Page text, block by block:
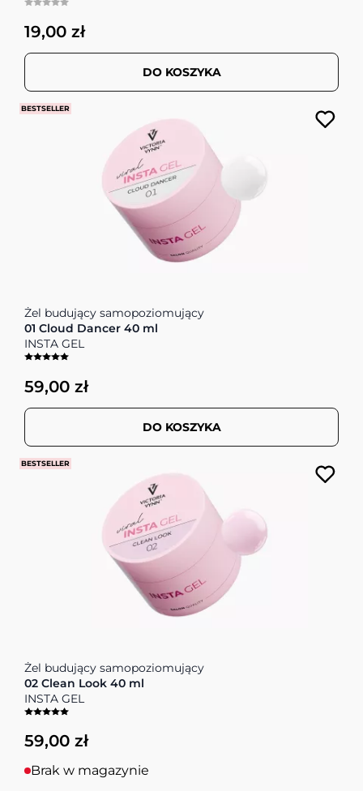
19,00 zł
DO KOSZYKA
BESTSELLER
Żel budujący samopoziomujący
01 Cloud Dancer 40 ml
INSTA GEL
59,00 zł
DO KOSZYKA
BESTSELLER
Żel budujący samopoziomujący
02 Clean Look 40 ml
INSTA GEL
59,00 zł
Brak w magazynie